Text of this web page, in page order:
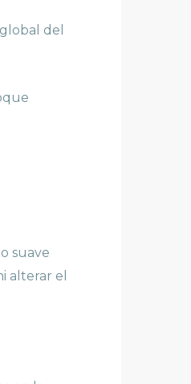
del
suave
alterar el